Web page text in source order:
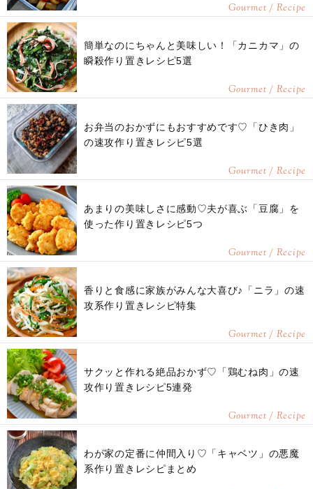
Gourmet / Recipe
簡単なのにちゃんと美味しい！「カニカマ」の
瞬殺作り置きレシピ5選
Gourmet / Recipe
お弁当のおかずにもおすすめです♡「ひき肉」
の速攻作り置きレシピ5選
Gourmet / Recipe
あまりの美味しさに感動♡夫が喜ぶ「豆腐」を
使った作り置きレシピ5つ
Gourmet / Recipe
香りと食感に家族がみんな大喜び♪「ニラ」の速
攻系作り置きレシピ特集
Gourmet / Recipe
サクッと作れる絶品おかず♡「鶏むね肉」の速
攻作り置きレシピ5連発
Gourmet / Recipe
わが家の定番に仲間入り♡「キャベツ」の悪魔
系作り置きレシピまとめ